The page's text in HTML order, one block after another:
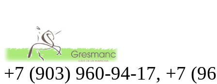
+7 (903) 960-94-17, +7